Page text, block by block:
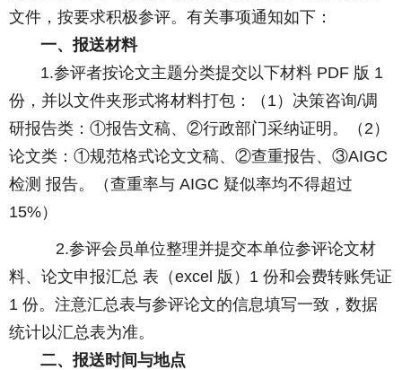
文件，按要求积极参评。有关事项通知如下：
一、报送材料
1.参评者按论文主题分类提交以下材料 PDF 版 1
份，并以文件夹形式将材料打包：（1）决策咨询/调
研报告类：①报告文稿、②行政部门采纳证明。（2）
论文类：①规范格式论文文稿、②查重报告、③AIGC
检测 报告。（查重率与 AIGC 疑似率均不得超过
15%）
2.参评会员单位整理并提交本单位参评论文材
料、论文申报汇总 表（excel 版）1 份和会费转账凭证
1 份。注意汇总表与参评论文的信息填写一致，数据
统计以汇总表为准。
二、报送时间与地点